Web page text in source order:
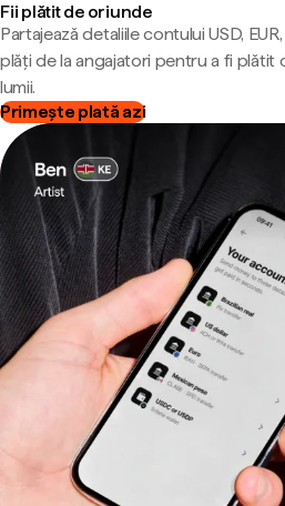
Fii plătit de oriunde
Partajează detaliile contului USD,
plăți de la angajatori pentru a fi plătit
lumii.
Primește plată azi